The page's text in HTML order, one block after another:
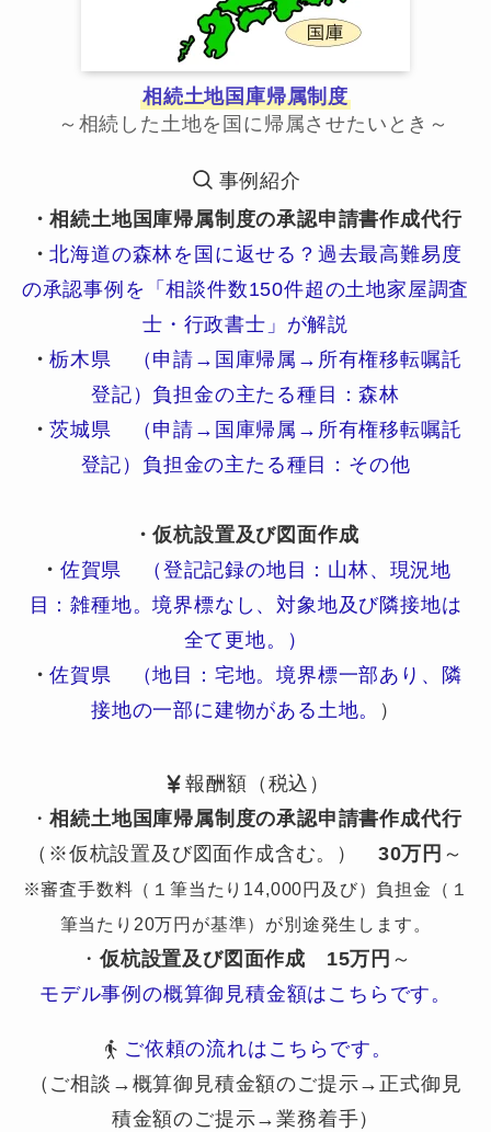
相続土地国庫帰属制度
～相続した土地を国に帰属させたいとき～
事例紹介
・相続土地国庫帰属制度の承認申請書作成代行
・北海道の森林を国に返せる？過去最高難易度
の承認事例を「相談件数150件超の土地家屋調査
士・行政書士」が解説
・栃木県 （申請→国庫帰属→所有権移転嘱託
登記）負担金の主たる種目：森林
・茨城県 （申請→国庫帰属→所有権移転嘱託
登記）負担金の主たる種目：その他
・仮杭設置及び図面作成
・ 佐賀県 （登記記録の地目：山林、現況地
目：雑種地。境界標なし、対象地及び隣接地は
全て更地。）
・佐賀県 （地目：宅地。境界標一部あり、隣
接地の一部に建物がある土地。
）
報酬額（税込）
・相続土地国庫帰属制度の承認申請書作成代行
（※仮杭設置及び図面作成含む。） 30万円 ～
※審査手数料（１筆当たり14,000円及び）負担金（１
筆当たり20万円が基準）が別途発生します。
・ 仮杭設置及び図面作成 15万円 ～
モデル事例の概算御見積金額はこちらです。
ご依頼の流れはこちらです。
（ご相談→概算御見積金額のご提示→正式御見
積金額のご提示→業務着手）